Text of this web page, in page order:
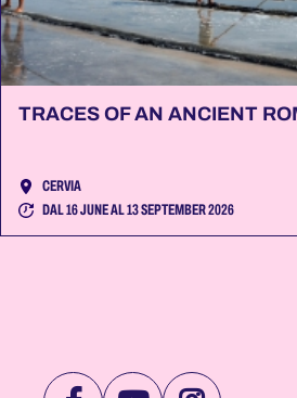
TRACES OF AN ANCIENT
CERVIA
DAL 16 JUNE AL 13 SEPTEMBER 2026